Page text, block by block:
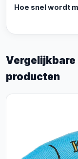
Hoe snel wordt
Vergelijkbare
producten